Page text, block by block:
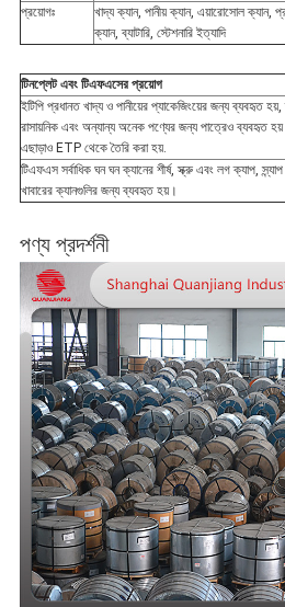
প্রয়োগঃ
খাদ্য ক্যান, পানীয় ক্যান, এয়ারোসোল ক্যান,
ক্যান, ব্যাটারি, স্টেশনারি ইত্যাদি
টিনপ্লেট এবং টিএফএসের প্রয়োগ
ইটিপি প্রধানত খাদ্য ও পানীয়ের প্যাকেজিংয়ের জন্য ব্যবহৃত
রাসায়নিক এবং অন্যান্য অনেক পণ্যের জন্য পাত্রেও ব্যবহৃত
এছাড়াও ETP থেকে তৈরি করা হয়.
টিএফএস সর্বাধিক ঘন ঘন ক্যানের শীর্ষ, স্ক্রু এবং লগ ক্যাপ,
খাবারের ক্যানগুলির জন্য ব্যবহৃত হয়।
পণ্য প্রদর্শনী